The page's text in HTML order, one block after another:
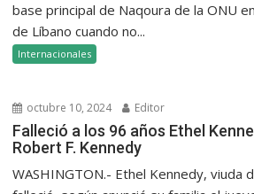
base principal de Naqoura de la ONU
de Líbano cuando no...
Internacionales
octubre 10, 2024 Editor
Falleció a los 96 años Ethel
Robert F. Kennedy
WASHINGTON.- Ethel Kennedy, viuda